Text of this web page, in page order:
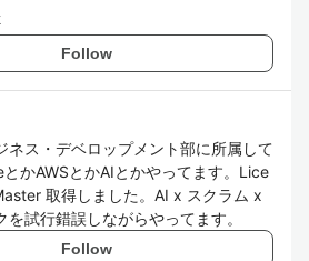
Follow
ネス・デベロップメント部に所属して
かAWSとかAIとかやってます。Lice
取得しました。AI x スクラム x
を試行錯誤しながらやってます。
Follow